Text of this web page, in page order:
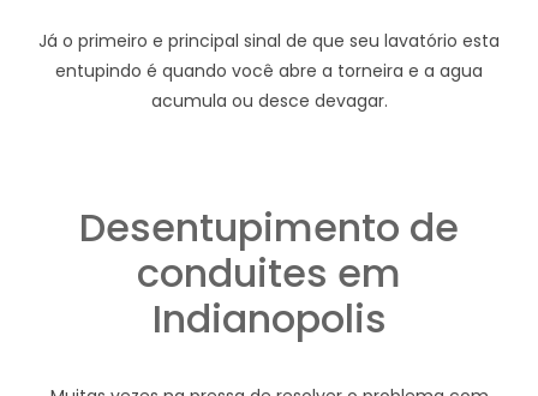
Já o primeiro e principal sinal de que seu lavatório esta
entupindo é quando você abre a torneira e a agua
acumula ou desce devagar.
Desentupimento de
conduites em
Indianopolis